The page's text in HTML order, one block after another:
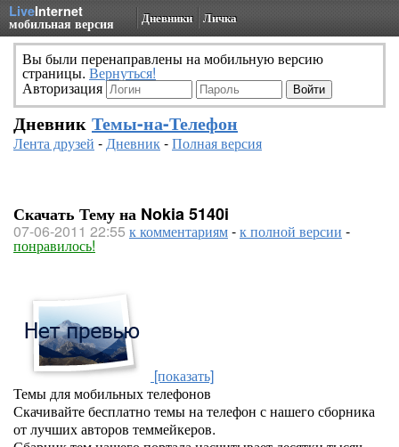
LiveInternet
мобильная версия Дневники Личка
Вы были перенаправлены на мобильную версию
страницы. Вернуться!
Авторизация
Дневник Темы-на-Телефон
Лента друзей -Дневник-Полная версия
Скачать Тему на Nokia 5140i
07-06-2011 22:55 к комментариям-к полной версии -
понравилось!
[показать]
Темы для мобильных телефонов
Скачивайте бесплатно темы на телефон с нашего сборника
от лучших авторов теммейкеров.